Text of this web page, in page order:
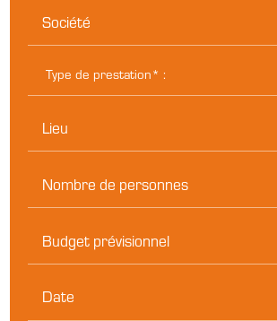
Société
Lieu
Nombre de personnes
Budget prévisionnel
Date